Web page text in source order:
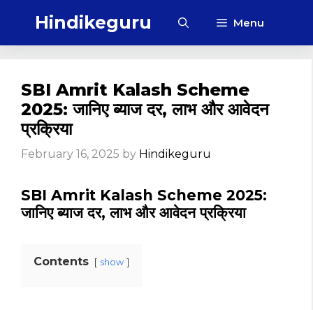
Hindikeguru Menu
SBI Amrit Kalash Scheme
2025: जानिए ब्याज दर, लाभ और आवेदन
प्रक्रिया
February 16, 2025 by Hindikeguru
SBI Amrit Kalash Scheme 2025:
जानिए ब्याज दर, लाभ और आवेदन प्रक्रिया
Contents show